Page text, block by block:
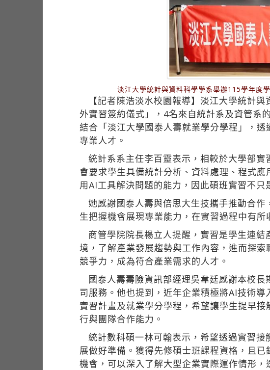
淡江大學統計與資料科學學系舉辦115學年度
【記者陳浩淡水校園報導】淡江大學統計
外實習簽約儀式」，4名來自統計系及資管系
結合「淡江大學國泰人壽就業學分學程」，
專業人才。
統計系系主任李百靈表示，相較於大學部
會要求學生具備統計分析、資料處理、程式
用AI工具解決問題的能力，因此碩班實習不
她感謝國泰人壽與倍思大生技攜手推動合
生把握機會展現專業能力，在實習過程中有
商管學院院長楊立人提醒，實習是學生連
境，了解產業發展趨勢與工作內容，進而探
競爭力，成為符合產業需求的人才。
國泰人壽壽險資訊部經理吳韋廷感謝本校
司服務。他也提到，近年企業積極將AI技術
實習計畫及就業學分學程，希望讓學生提早
行與團隊合作能力。
統計數科碩一林可翰表示，希望透過實習
展做好準備。獲得先修碩士班課程資格，且
機會，可以深入了解大型企業實際運作情形